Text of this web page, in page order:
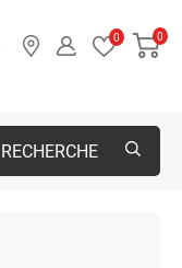
0 0
RECHERCHE